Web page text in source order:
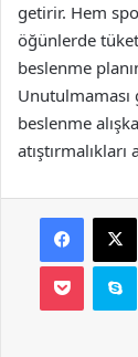
getirir. Hem
öğünlerde
beslenme
beslenme
X
Pocket